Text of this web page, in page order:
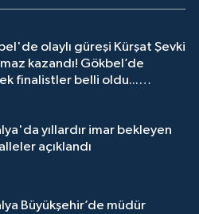
olaylı güreşi Kürşat Şevki
kazandı! Gökbel’de
finalistler belli oldu...
yıllardır imar bekleyen
açıklandı
Büyükşehir’de müdür